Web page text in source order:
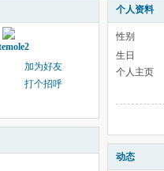
加为好友
打个招呼
个人资料
性别
生日
个人主页
动态